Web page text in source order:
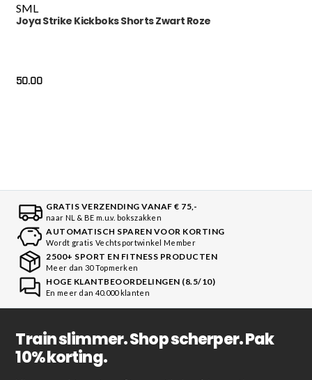
SML
Joya Strike Kickboks Shorts Zwart Roze
50.00
GRATIS VERZENDING VANAF € 75,-
naar NL & BE m.u.v. bokszakken
AUTOMATISCH SPAREN VOOR KORTING
Wordt gratis Vechtsportwinkel Member
2500+ SPORT EN FITNESS PRODUCTEN
Meer dan 30 Topmerken
HOGE KLANTBEOORDELINGEN (8.5/10)
En meer dan 40.000 klanten
Train slimmer. Shop scherper. Pak
10% korting.